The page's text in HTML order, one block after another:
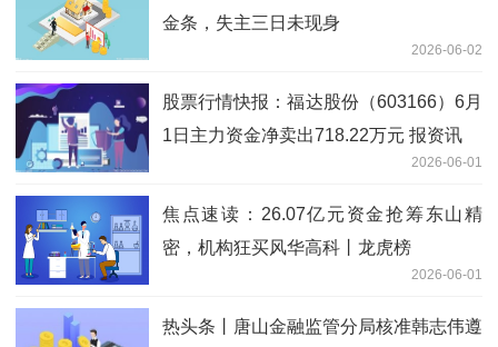
金条，失主三日未现身
2026-06-02
股票行情快报：福达股份（603166）6月
1日主力资金净卖出718.22万元 报资讯
2026-06-01
焦点速读：26.07亿元资金抢筹东山精
密，机构狂买风华高科丨龙虎榜
2026-06-01
热头条丨唐山金融监管分局核准韩志伟遵